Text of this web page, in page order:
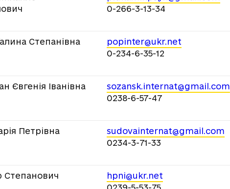
0-266-3-13-34
Степанівна
popinter@ukr.net
0-234-6-35-12
Євгенія Іванівна
sozansk.internat@gmail.com
0238-6-57-47
Петрівна
sudovainternat@gmail.com
0234-3-71-33
Степанович
hpni@ukr.net